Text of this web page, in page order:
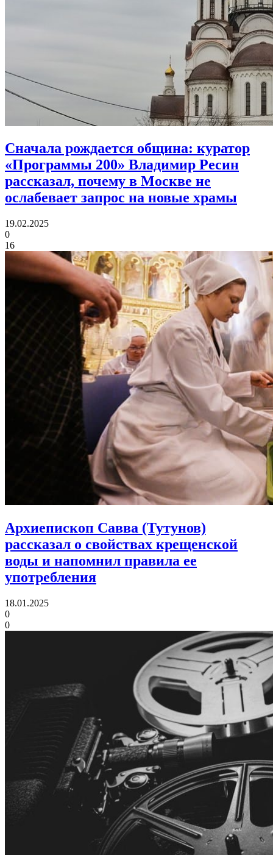
Сначала рождается община: куратор
«Программы 200» Владимир Ресин
рассказал, почему в Москве не
ослабевает запрос на новые храмы
19.02.2025
0
16
Архиепископ Савва (Тутунов)
рассказал о свойствах крещенской
воды и напомнил правила ее
употребления
18.01.2025
0
0